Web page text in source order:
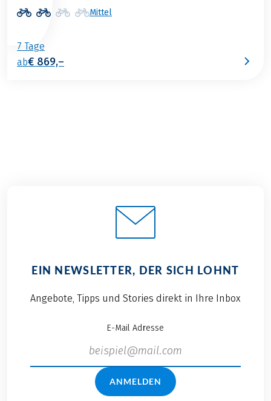
Mittel
7 Tage
ab€ 869,–
EIN NEWSLETTER, DER SICH LOHNT
Angebote, Tipps und Stories direkt in Ihre Inbox
E-Mail Adresse
ANMELDEN